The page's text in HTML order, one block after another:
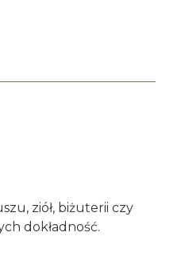
ziół, biżuterii czy
dokładność.